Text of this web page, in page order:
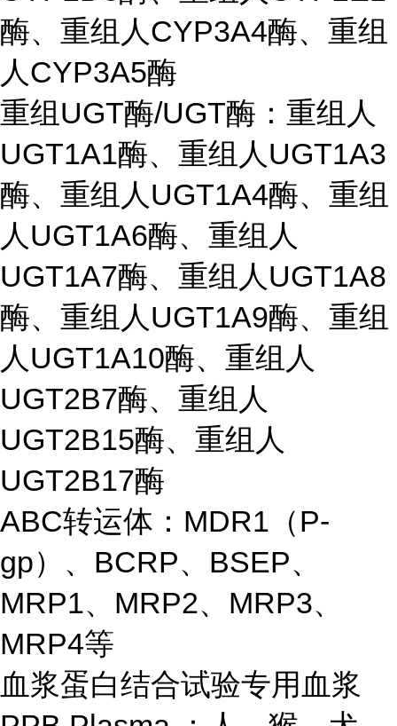
酶、重组人CYP3A4酶、重组
人CYP3A5酶
重组UGT酶/UGT酶：重组人
UGT1A1酶、重组人UGT1A3
酶、重组人UGT1A4酶、重组
人UGT1A6酶、重组人
UGT1A7酶、重组人UGT1A8
酶、重组人UGT1A9酶、重组
人UGT1A10酶、重组人
UGT2B7酶、重组人
UGT2B15酶、重组人
UGT2B17酶
ABC转运体：MDR1（P-
gp）、BCRP、BSEP、
MRP1、MRP2、MRP3、
MRP4等
血浆蛋白结合试验专用血浆